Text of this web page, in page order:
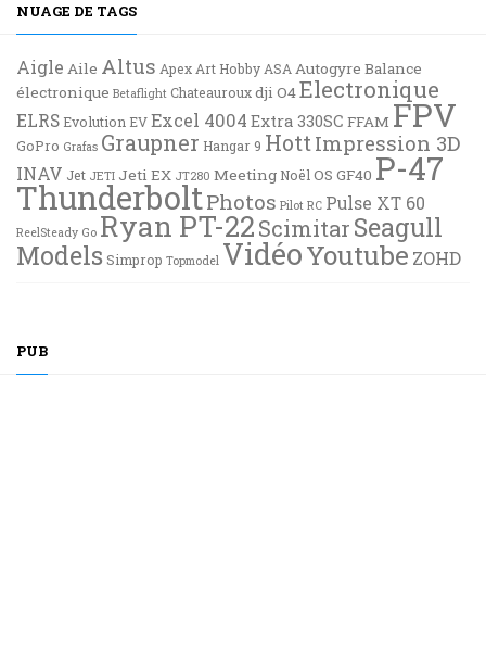
NUAGE DE TAGS
Aigle Aile Altus ApexArt HobbyASAAutogyre Balance
électronique Betaflight Chateaurouxdji O4Electronique
ELRS Evolution EVExcel 4004 Extra 330SC FFAM FPV
GoPro Grafas Graupner Hangar 9 HottImpression 3D
INAV Jet JETI Jeti EX JT280 Meeting NoëlOS GF40 P-47
ThunderboltPhotos Pilot RC Pulse XT 60
ReelSteady Go Ryan PT-22ScimitarSeagull
ModelsSimprop Topmodel VidéoYoutube ZOHD
PUB